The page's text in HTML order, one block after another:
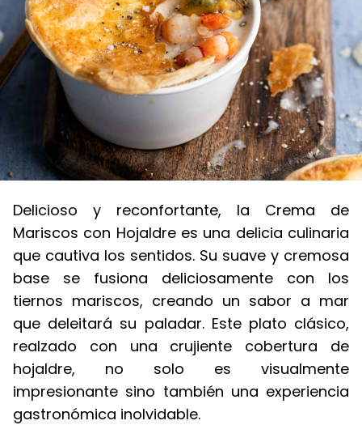
Delicioso y reconfortante, la Crema de
Mariscos con Hojaldre es una delicia culinaria
que cautiva los sentidos. Su suave y cremosa
base se fusiona deliciosamente con los
tiernos mariscos, creando un sabor a mar
que deleitará su paladar. Este plato clásico,
realzado con una crujiente cobertura de
hojaldre, no solo es visualmente
impresionante sino también una experiencia
gastronómica inolvidable.